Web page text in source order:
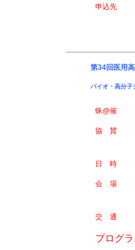
申込先
第34回医用
バイオ・高分子
蛛@催
協 賛
日 時
会 場
交 通
プログラ